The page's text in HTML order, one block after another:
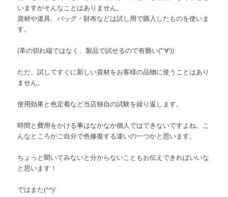
いますがそんなことはありません。
資材や道具、バッグ・財布などは試し用で購入したものを使いま
す。
(革の切れ端ではなく、製品で試せるので有難い(*‘∀‘))
ただ、試してすぐに新しい資材をお客様の品物に使うことはあり
ません。
使用効果と色定着など当店独自の試験を繰り返します。
時間と費用をかける事はなかなか個人ではできないですよね。こ
んなところがご自分で色修復する違いの一つかと思います。
ちょっと聞いてみないと分からないこともお伝えできればいいな
と思います！
ではまた(^^)/